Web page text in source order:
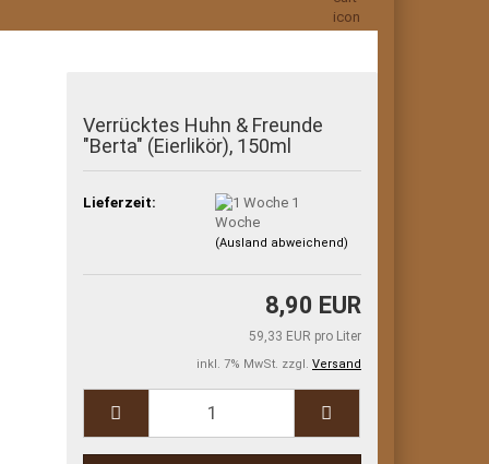
Verrücktes Huhn & Freunde
"Berta" (Eierlikör), 150ml
Lieferzeit:
1
Woche
(Ausland abweichend)
8,90 EUR
59,33 EUR pro Liter
inkl. 7% MwSt. zzgl. Versand